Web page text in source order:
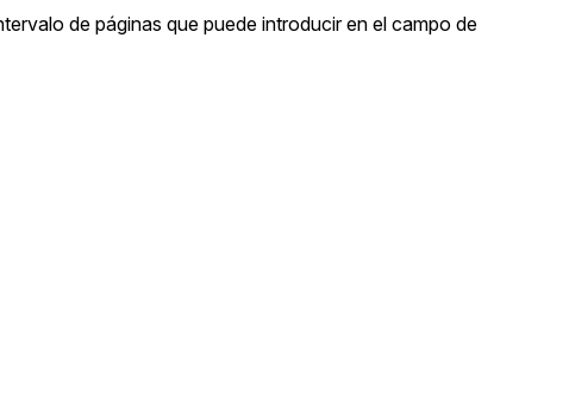
de páginas que puede introducir en el campo de